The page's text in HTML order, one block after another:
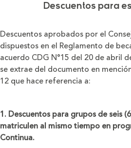
Descuentos para
Descuentos aprobados por el
dispuestos en el Reglamento de
acuerdo CDG N°15 del 20 de abril
se extrae del documento en
12 que hace referencia a:
1. Descuentos para grupos de seis
matriculen al mismo tiempo en
Continua.